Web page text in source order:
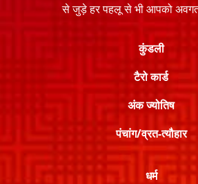
से जुड़े हर पहलू से भी आपको अवगत
कुंडली
टैरो कार्ड
अंक ज्योतिष
पंचांग/व्रत-त्यौहार
धर्म